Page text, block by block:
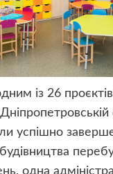
із 26
успішно
будівництва
одна